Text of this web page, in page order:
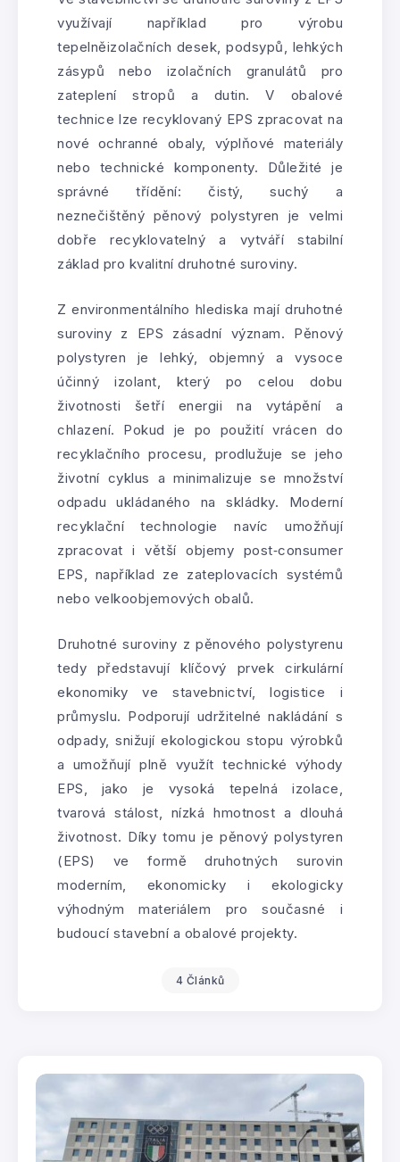
využívají například pro výrobu
tepelněizolačních desek, podsypů, lehkých
zásypů nebo izolačních granulátů pro
zateplení stropů a dutin. V obalové
technice lze recyklovaný EPS zpracovat na
nové ochranné obaly, výplňové materiály
nebo technické komponenty. Důležité je
správné třídění: čistý, suchý a
neznečištěný pěnový polystyren je velmi
dobře recyklovatelný a vytváří stabilní
základ pro kvalitní druhotné suroviny.
Z environmentálního hlediska mají druhotné
suroviny z EPS zásadní význam. Pěnový
polystyren je lehký, objemný a vysoce
účinný izolant, který po celou dobu
životnosti šetří energii na vytápění a
chlazení. Pokud je po použití vrácen do
recyklačního procesu, prodlužuje se jeho
životní cyklus a minimalizuje se množství
odpadu ukládaného na skládky. Moderní
recyklační technologie navíc umožňují
zpracovat i větší objemy post‑consumer
EPS, například ze zateplovacích systémů
nebo velkoobjemových obalů.
Druhotné suroviny z pěnového polystyrenu
tedy představují klíčový prvek cirkulární
ekonomiky ve stavebnictví, logistice i
průmyslu. Podporují udržitelné nakládání s
odpady, snižují ekologickou stopu výrobků
a umožňují plně využít technické výhody
EPS, jako je vysoká tepelná izolace,
tvarová stálost, nízká hmotnost a dlouhá
životnost. Díky tomu je pěnový polystyren
(EPS) ve formě druhotných surovin
moderním, ekonomicky i ekologicky
výhodným materiálem pro současné i
budoucí stavební a obalové projekty.
4 Článků